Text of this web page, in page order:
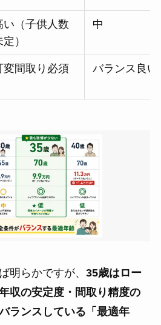
い（子供人数
定）
中
変間取り必須 バランス良い
明らかですが、 35歳はロー
収の安定度・間取り精度の
ランスしている「最適年